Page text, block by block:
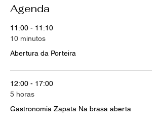
Agenda
11:00 - 11:10
10 minutos
Abertura da Porteira
12:00 - 17:00
5 horas
Gastronomia Zapata Na brasa aberta